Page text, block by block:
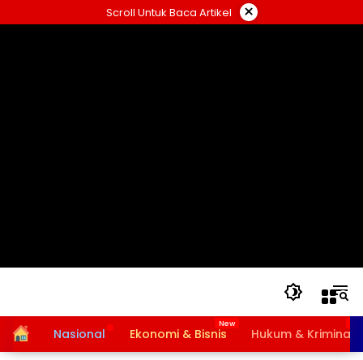
ke
Scroll Untuk Baca Artikel ×
HomeNasional Ekonomi & Bisnis Hukum & Kriminal